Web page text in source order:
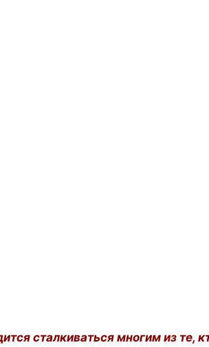
сталкиваться многим из те,